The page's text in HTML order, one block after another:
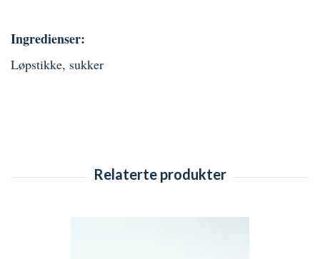
Ingredienser:
Løpstikke, sukker